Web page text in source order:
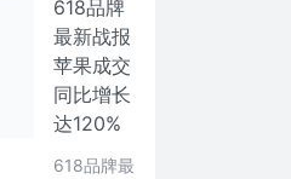
618品牌
最新战报
苹果成交
同比增长
达120%
618品牌最